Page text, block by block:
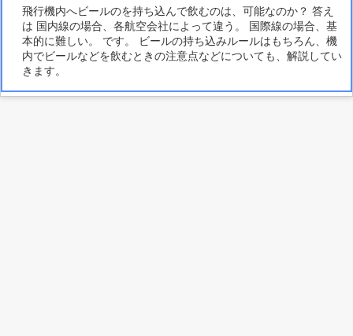
飛行機内へビールのを持ち込んで飲むのは、可能なのか？ 答え
は 国内線の場合、各航空会社によって違う。 国際線の場合、基
本的に難しい。 です。 ビールの持ち込みルールはもちろん、機
内でビールなどを飲むときの注意点などについても、解説してい
きます。